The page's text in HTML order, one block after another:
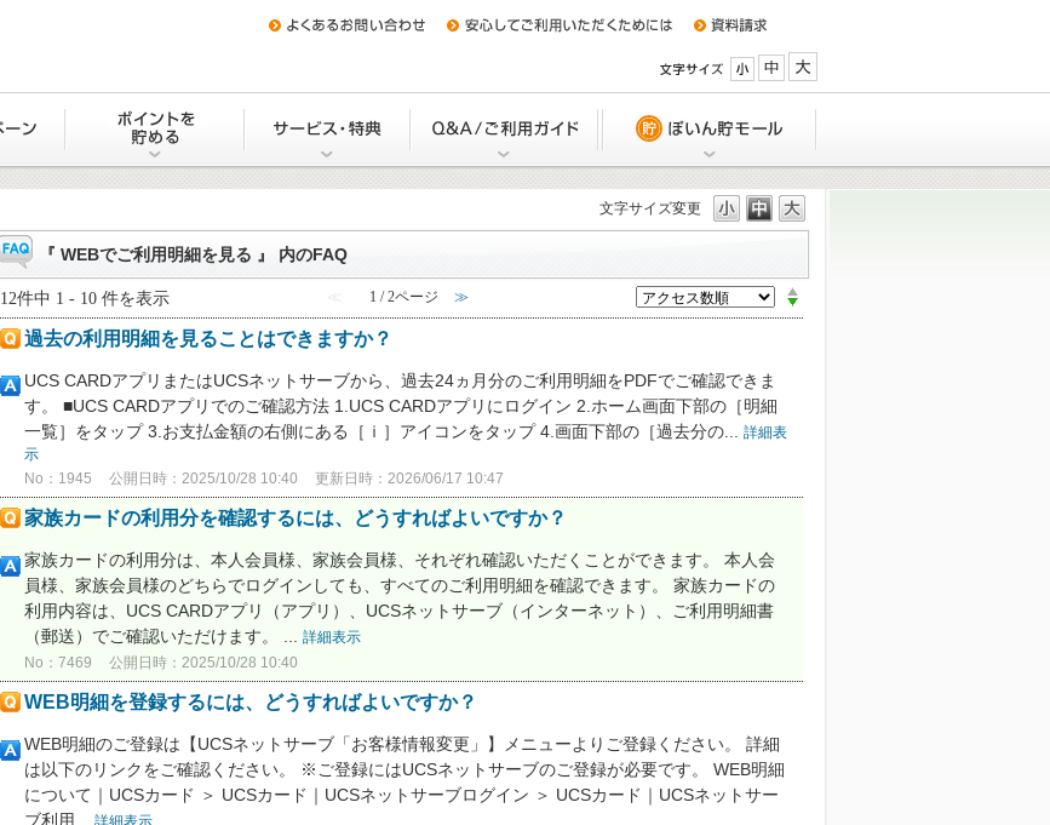
UCSカードの利用締日、支払い日は
か？
か？
引落日に入金できない場合は、どう
小 中
文字サイズ変更
『 WEBでご利用明細を見る 』 内のFAQ
12件中 1 - 10 件を表示 ≪ 1 / 2ページ ≫
過去の利用明細を見ることはできますか？
UCS CARDアプリまたはUCSネットサーブから、過去24ヵ月分のご利用明細をPDFでご確認できま
す。 ■UCS CARDアプリでのご確認方法 1.UCS CARDアプリにログイン 2.ホーム画面下部の［明細
一覧］をタップ 3.お支払金額の右側にある［ｉ］アイコンをタップ 4.画面下部の［過去分の...
詳細表
示
No：1945 公開日時：2025/10/28 10:40 更新日時：2026/06/17 10:47
家族カードの利用分を確認するには、どうすればよいですか？
家族カードの利用分は、本人会員様、家族会員様、それぞれ確認いただくことができます。 本人会
員様、家族会員様のどちらでログインしても、すべてのご利用明細を確認できます。 家族カードの
利用内容は、UCS CARDアプリ（アプリ）、UCSネットサーブ（インターネット）、ご利用明細書
（郵送）でご確認いただけます。 ...
詳細表示
No：7469 公開日時：2025/10/28 10:40
WEB明細を登録するには、どうすればよいですか？
WEB明細のご登録は【UCSネットサーブ「お客様情報変更」】メニューよりご登録ください。 詳細
は以下のリンクをご確認ください。 ※ご登録にはUCSネットサーブのご登録が必要です。 WEB明細
について｜UCSカード ＞ UCSカード｜UCSネットサーブログイン ＞ UCSカード｜UCSネットサー
ブ利用...
詳細表示